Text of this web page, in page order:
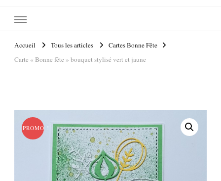
Accueil Tous les articles
Cartes Bonne Fête
Carte « Bonne fête » bouquet stylisé vert et jaune
PROMO !